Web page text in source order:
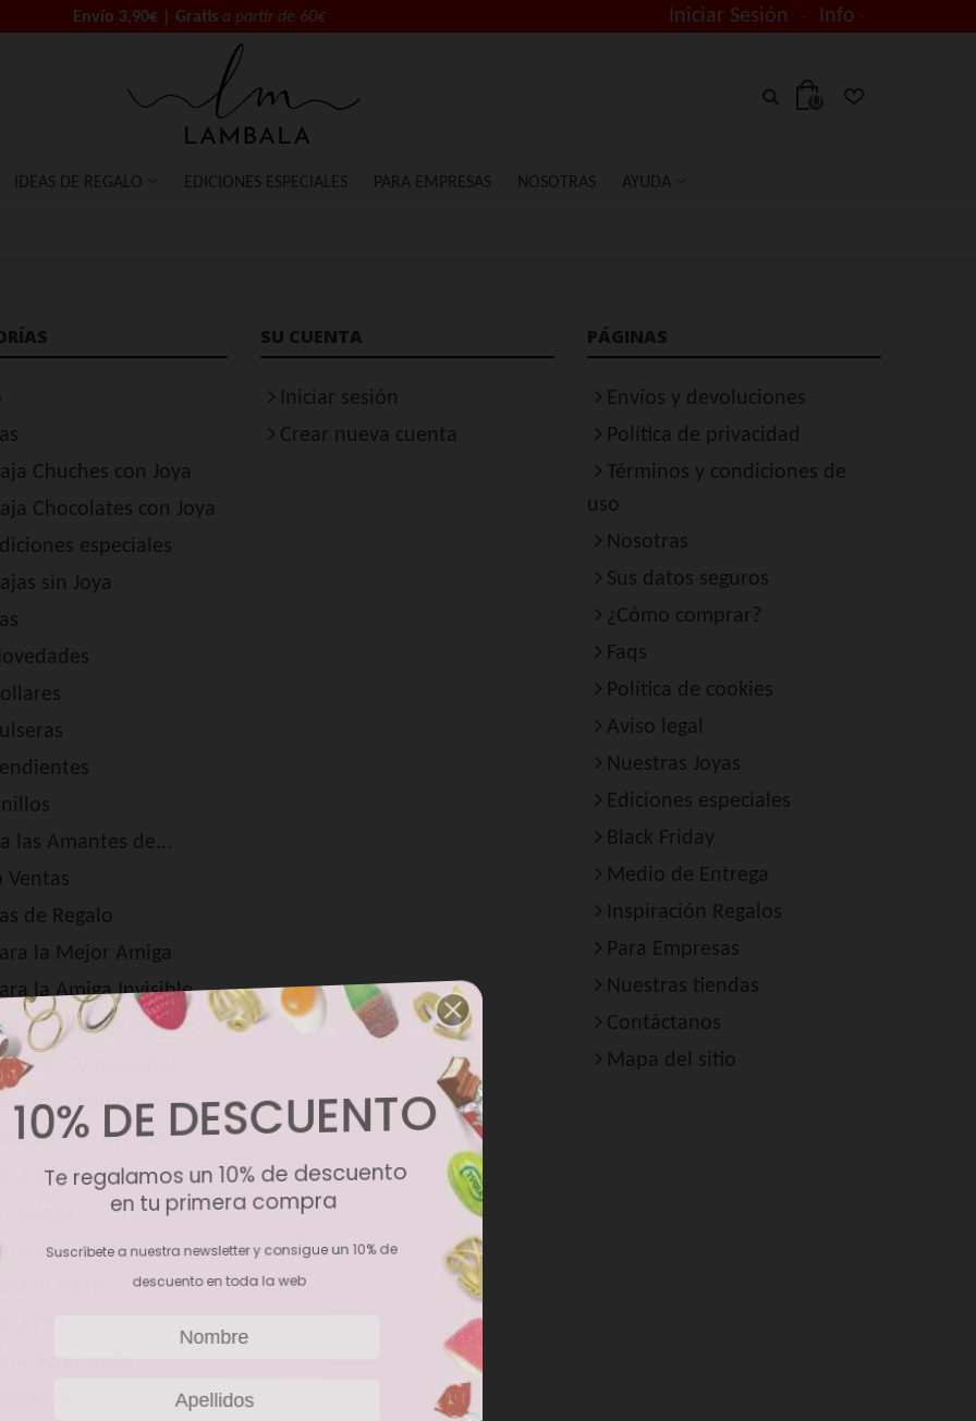
Envío 3,90€ | Gratis a partir de 60€ Iniciar Sesión Info
IDEAS DE REGALO EDICIONES ESPECIALES PARA EMPRESAS NOSOTRAS AYUDA
Chuches con Joya
Chocolates con Joya
especiales
sin Joya
las Amantes de...
Ventas
de Regalo
la Mejor Amiga
la Amiga Invisible
un Nacimiento
Cumpleaños
Para los Enamorados
Dar las Gracias
Para Dar Ánimos
Sí
Dar Suerte
la Profe
Ella
Sorprender
SU CUENTA
Iniciar sesión
Crear nueva cuenta
PÁGINAS
Envíos y devoluciones
Política de privacidad
Términos y condiciones de
uso
Nosotras
Sus datos seguros
¿Cómo comprar?
Faqs
Política de cookies
Aviso legal
Nuestras Joyas
Ediciones especiales
Black Friday
Medio de Entrega
Inspiración Regalos
Para Empresas
Nuestras tiendas
Contáctanos
Mapa del sitio
10% DE DESCUENTO
Te regalamos un 10% de descuento
en tu primera compra
Suscríbete a nuestra newsletter y consigue un 10% de
descuento en toda la web